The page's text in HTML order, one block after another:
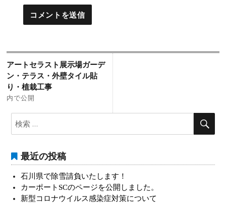
投
稿
ナ
ビ
ゲ
シ
ョ
ン
アートセラスト展示場ガーデ
ン・テラス・外壁タイル貼
り・植栽工事
内で公開
索:
最近の投稿
石川県で除雪請負いたします！
カーポートSCのページを公開しました。
新型コロナウイルス感染症対策について